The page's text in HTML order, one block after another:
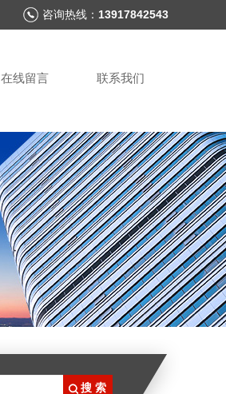
咨询热线： 13917842543
在线留言 联系我们